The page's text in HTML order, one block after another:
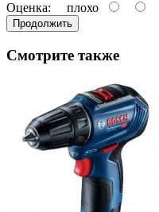
Оценка: плохо
Продолжить
Смотрите также